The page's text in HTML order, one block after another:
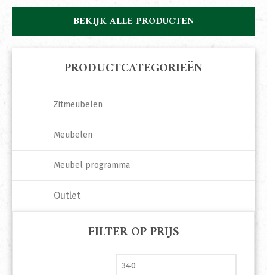
BEKIJK ALLE PRODUCTEN
PRODUCTCATEGORIEËN
Zitmeubelen
Meubelen
Meubel programma
Outlet
FILTER OP PRIJS
Min. prijs